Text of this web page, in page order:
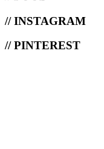
// INSTAGRAM
// PINTEREST